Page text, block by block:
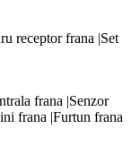
receptor frana |Set
frana |Senzor
frana |Furtun frana